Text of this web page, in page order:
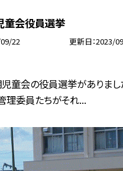
会役員選挙
22 更新日 2023/
童会の役員選挙がありまし
理委員たちがそれ...